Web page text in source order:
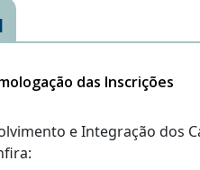
das Inscrições
e Integração dos